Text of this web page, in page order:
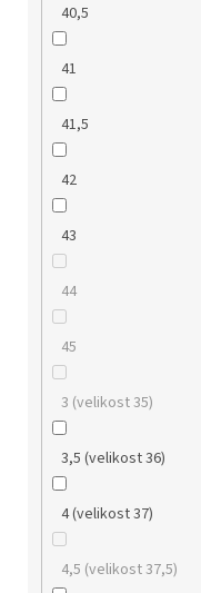
40,5
41
41,5
42
43
44
45
3 (velikost 35)
3,5 (velikost 36)
4 (velikost 37)
4,5 (velikost 37,5)